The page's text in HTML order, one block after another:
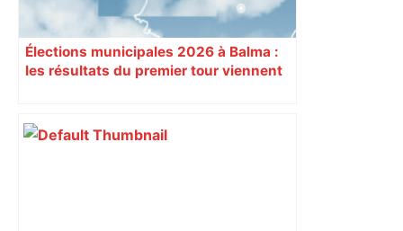
Élections municipales 2026 à Balma :
les résultats du premier tour viennent